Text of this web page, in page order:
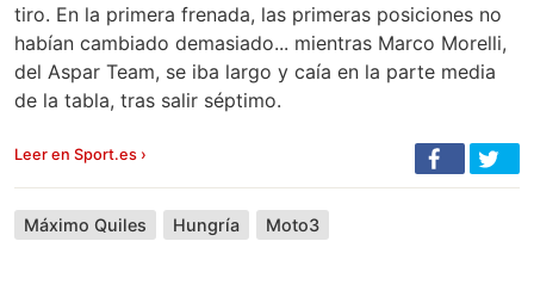
tiro. En la primera frenada, las primeras posiciones no
habían cambiado demasiado... mientras Marco Morelli,
del Aspar Team, se iba largo y caía en la parte media
de la tabla, tras salir séptimo.
Leer en Sport.es ›
Máximo Quiles Hungría Moto3